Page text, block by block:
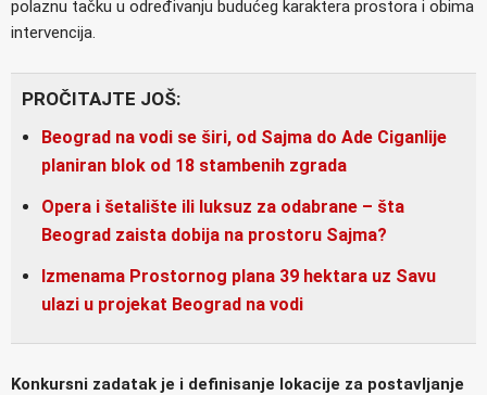
polaznu tačku u određivanju budućeg karaktera prostora i obima
intervencija.
PROČITAJTE JOŠ:
Beograd na vodi se širi, od Sajma do Ade Ciganlije
planiran blok od 18 stambenih zgrada
Opera i šetalište ili luksuz za odabrane – šta
Beograd zaista dobija na prostoru Sajma?
Izmenama Prostornog plana 39 hektara uz Savu
ulazi u projekat Beograd na vodi
Konkursni zadatak je i definisanje lokacije za postavljanje